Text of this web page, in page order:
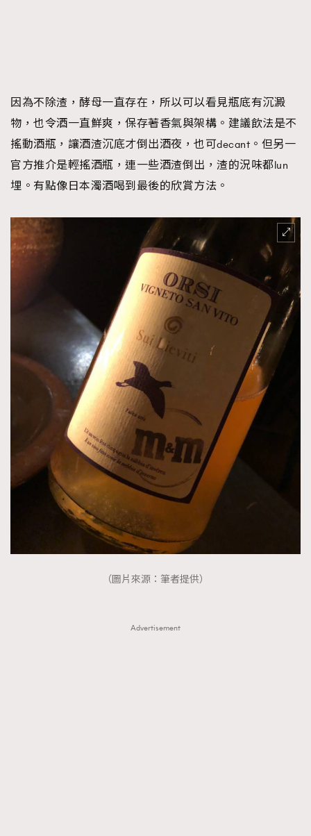
因為不除渣，酵母一直存在，所以可以看見瓶底有沉澱
物，也令酒一直鮮爽，保存著香氣與架構。建議飲法是不
搖動酒瓶，讓酒渣沉底才倒出酒夜，也可decant。但另一
官方推介是輕搖酒瓶，連一些酒渣倒出，渣的況味都lun
埋。有點像日本濁酒喝到最後的欣賞方法。
（圖片來源：筆者提供）
Advertisement